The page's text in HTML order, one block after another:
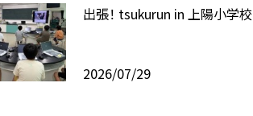
出張！ tsukurun in 上陽小学校
2026/07/29